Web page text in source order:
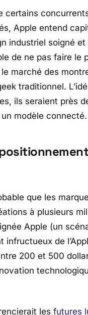
certains
Apple entend
industriel soigné et
de ne pas faire le
marché des
traditionnel.
ils seraient près
modèle connecté.
que les
à plusieurs
Apple (un
infructueux de
200 et 500
les futures